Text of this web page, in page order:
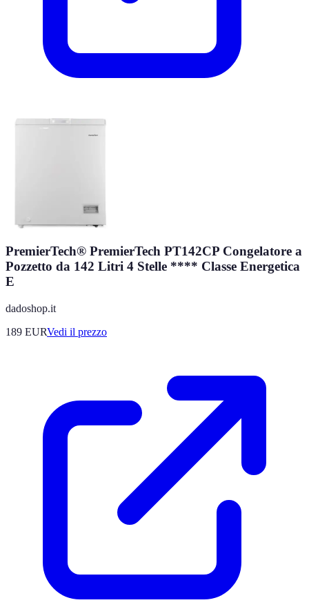
PremierTech® PremierTech PT142CP Congelatore a
Pozzetto da 142 Litri 4 Stelle **** Classe Energetica
E
dadoshop.it
189 EURVedi il prezzo